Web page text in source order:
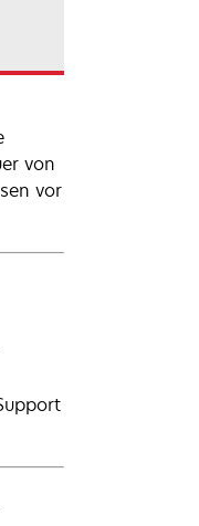
von
vor